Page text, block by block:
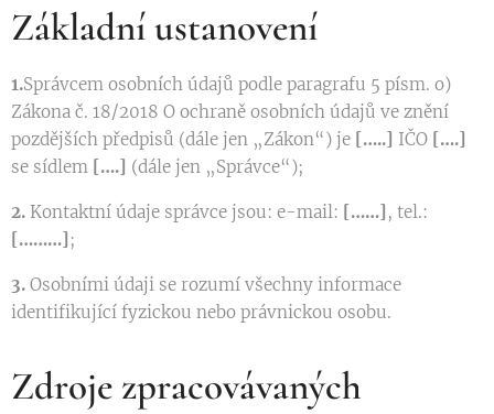
Základní ustanovení
1.Správcem osobních údajů podle paragrafu 5 písm. o)
Zákona č. 18/2018 O ochraně osobních údajů ve znění
pozdějších předpisů (dále jen „Zákon“) je […..] IČO [….]
se sídlem [….] (dále jen „Správce“);
2. Kontaktní údaje správce jsou: e-mail: [……] , tel.:
[………] ;
3. Osobními údaji se rozumí všechny informace
identifikující fyzickou nebo právnickou osobu.
Zdroje zpracovávaných